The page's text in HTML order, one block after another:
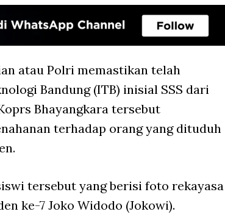
atau Polri memastikan telah
Bandung (ITB) inisial SSS dari
Bhayangkara tersebut
terhadap orang yang dituduh
tersebut yang berisi foto rekayasa
ke-7 Joko Widodo (Jokowi).